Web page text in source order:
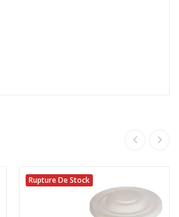
Rupture De Stock